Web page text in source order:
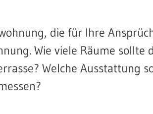
die für Ihre
Wie viele Räume
Welche Ausstattung